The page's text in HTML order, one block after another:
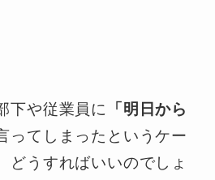
下や従業員に
「明日から
ってしまったというケー
どうすればいいのでしょ